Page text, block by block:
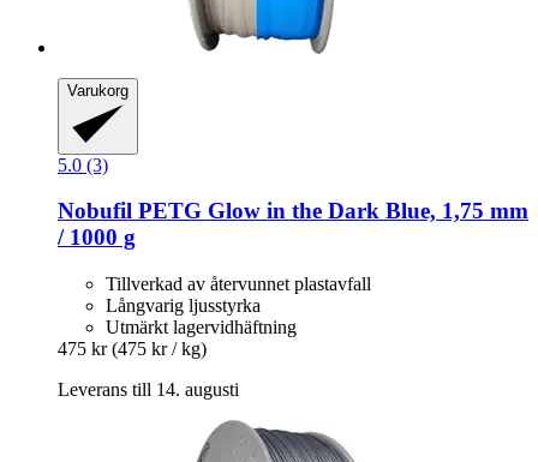
Varukorg
5.0 (3)
Nobufil PETG Glow in the Dark Blue, 1,75 mm
/ 1000 g
Tillverkad av återvunnet plastavfall
Långvarig ljusstyrka
Utmärkt lagervidhäftning
475 kr (475 kr / kg)
Leverans till 14. augusti